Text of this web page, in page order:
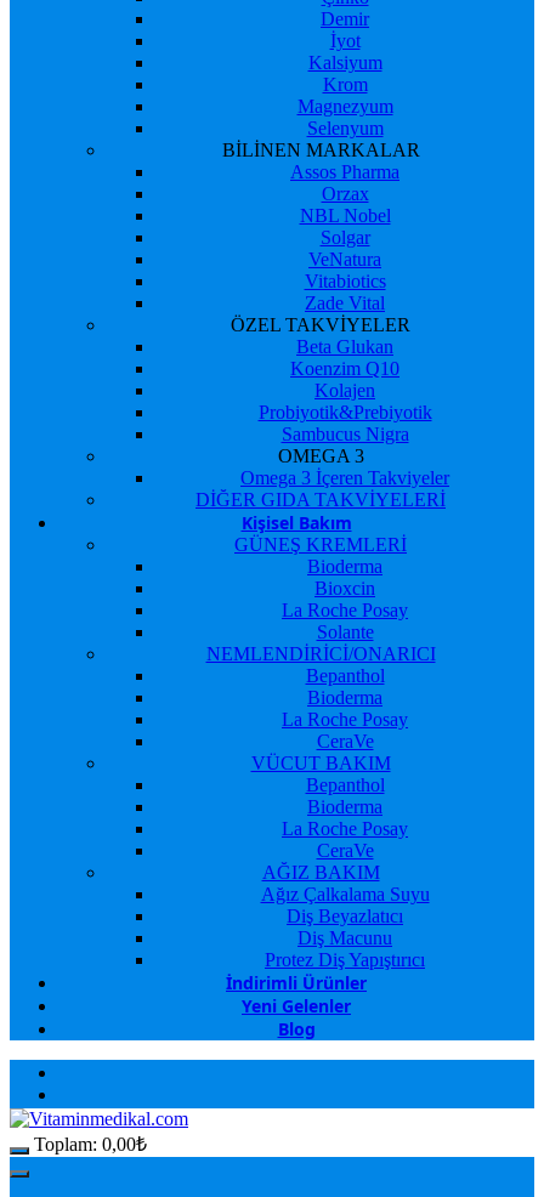
Demir
İyot
Kalsiyum
Krom
Magnezyum
Selenyum
BİLİNEN MARKALAR
Assos Pharma
Orzax
NBL Nobel
Solgar
VeNatura
Vitabiotics
Zade Vital
ÖZEL TAKVİYELER
Beta Glukan
Koenzim Q10
Kolajen
Probiyotik&Prebiyotik
Sambucus Nigra
OMEGA 3
Omega 3 İçeren Takviyeler
DİĞER GIDA TAKVİYELERİ
Kişisel Bakım
GÜNEŞ KREMLERİ
Bioderma
Bioxcin
La Roche Posay
Solante
NEMLENDİRİCİ/ONARICI
Bepanthol
Bioderma
La Roche Posay
CeraVe
VÜCUT BAKIM
Bepanthol
Bioderma
La Roche Posay
CeraVe
AĞIZ BAKIM
Ağız Çalkalama Suyu
Diş Beyazlatıcı
Diş Macunu
Protez Diş Yapıştırıcı
İndirimli Ürünler
Yeni Gelenler
Blog
Toplam: 0,00₺